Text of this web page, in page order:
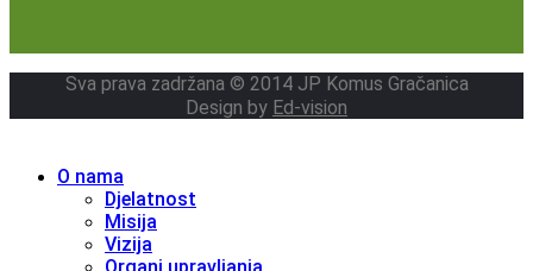
Sva prava zadržana © 2014 JP Komus Gračanica
Design by Ed-vision
O nama
Djelatnost
Misija
Vizija